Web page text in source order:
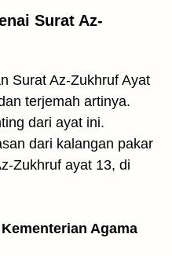
Surat Az-
Surat Az-Zukhruf Ayat
terjemah artinya.
dari ayat ini.
dari kalangan pakar
Zukhruf ayat 13, di
Agama